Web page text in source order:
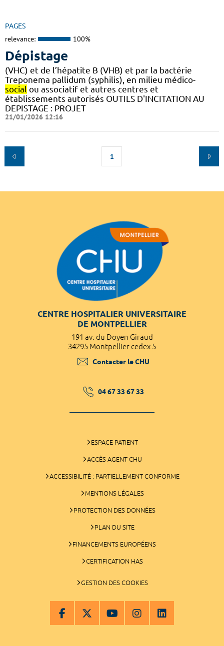
PAGES
relevance: 100%
Dépistage
(VHC) et de l’hépatite B (VHB) et par la bactérie
Treponema pallidum (syphilis), en milieu médico-
social ou associatif et autres centres et
établissements autorisés OUTILS D'INCITATION AU
DEPISTAGE : PROJET
21/01/2026 12:16
1
CENTRE HOSPITALIER UNIVERSITAIRE
DE MONTPELLIER
191 av. du Doyen Giraud
34295 Montpellier cedex 5
Contacter le CHU
04 67 33 67 33
ESPACE PATIENT
ACCÈS AGENT CHU
ACCESSIBILITÉ : PARTIELLEMENT CONFORME
MENTIONS LÉGALES
PROTECTION DES DONNÉES
PLAN DU SITE
FINANCEMENTS EUROPÉENS
CERTIFICATION HAS
GESTION DES COOKIES